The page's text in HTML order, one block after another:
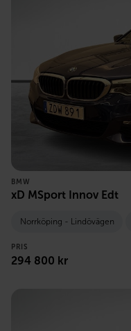
BMW
xD MSport Innov Edt
Norrköping - Lindövägen
PRIS
294 800 kr